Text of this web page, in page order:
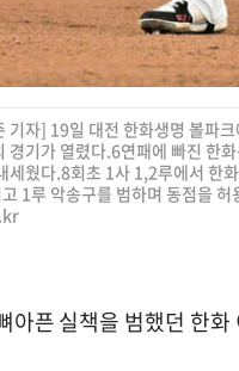
기자] 19일 대전 한화생명 볼파
경기가 열렸다.6연패에 빠진 한
세웠다.8회초 1사 1,2루에서 한
1루 악송구를 범하며 동점을
픈 실책을 범했던 한